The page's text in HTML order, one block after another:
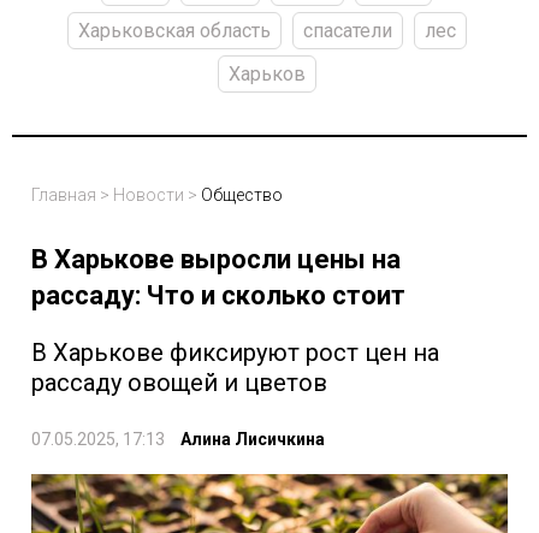
Харьковская область
спасатели
лес
Харьков
Главная > Новости > Общество
В Харькове выросли цены на
рассаду: Что и сколько стоит
В Харькове фиксируют рост цен на
рассаду овощей и цветов
07.05.2025, 17:13 Алина Лисичкина